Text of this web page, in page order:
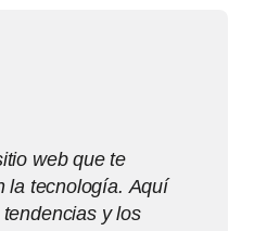
web que te
la tecnología. Aquí
y los